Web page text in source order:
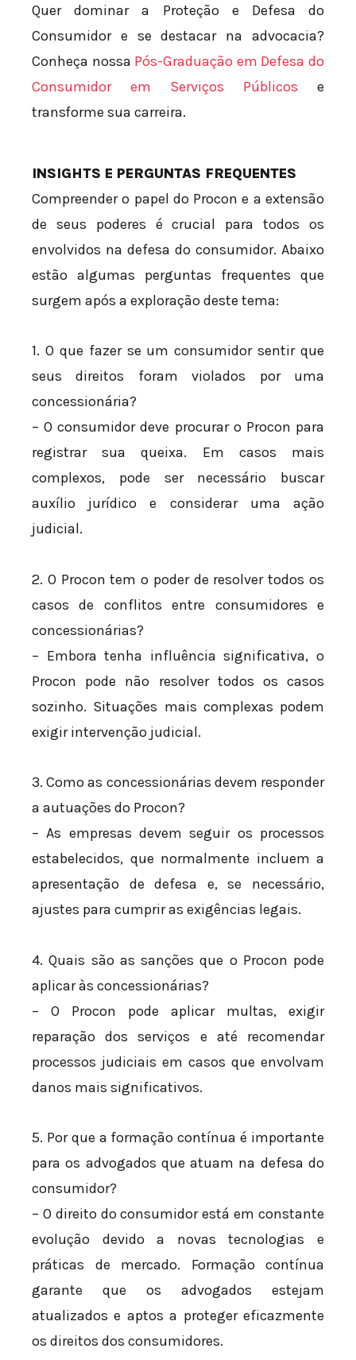
Quer dominar a Proteção e Defesa do
Consumidor e se destacar na advocacia?
Conheça nossa Pós-Graduação em Defesa do
Consumidor em Serviços Públicos e
transforme sua carreira.
INSIGHTS E PERGUNTAS FREQUENTES
Compreender o papel do Procon e a extensão
de seus poderes é crucial para todos os
envolvidos na defesa do consumidor. Abaixo
estão algumas perguntas frequentes que
surgem após a exploração deste tema:
1. O que fazer se um consumidor sentir que
seus direitos foram violados por uma
concessionária?
– O consumidor deve procurar o Procon para
registrar sua queixa. Em casos mais
complexos, pode ser necessário buscar
auxílio jurídico e considerar uma ação
judicial.
2. O Procon tem o poder de resolver todos os
casos de conflitos entre consumidores e
concessionárias?
– Embora tenha influência significativa, o
Procon pode não resolver todos os casos
sozinho. Situações mais complexas podem
exigir intervenção judicial.
3. Como as concessionárias devem responder
a autuações do Procon?
– As empresas devem seguir os processos
estabelecidos, que normalmente incluem a
apresentação de defesa e, se necessário,
ajustes para cumprir as exigências legais.
4. Quais são as sanções que o Procon pode
aplicar às concessionárias?
– O Procon pode aplicar multas, exigir
reparação dos serviços e até recomendar
processos judiciais em casos que envolvam
danos mais significativos.
5. Por que a formação contínua é importante
para os advogados que atuam na defesa do
consumidor?
– O direito do consumidor está em constante
evolução devido a novas tecnologias e
práticas de mercado. Formação contínua
garante que os advogados estejam
atualizados e aptos a proteger eficazmente
os direitos dos consumidores.